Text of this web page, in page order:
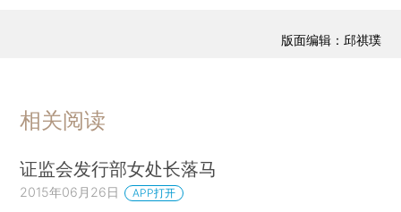
版面编辑：邱祺璞
相关阅读
证监会发行部女处长落马
2015年06月26日 APP打开